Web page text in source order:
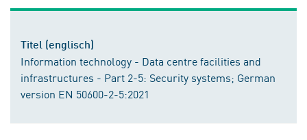
Titel (englisch)
Information technology - Data centre facilities and
infrastructures - Part 2-5: Security systems; German
version EN 50600-2-5:2021